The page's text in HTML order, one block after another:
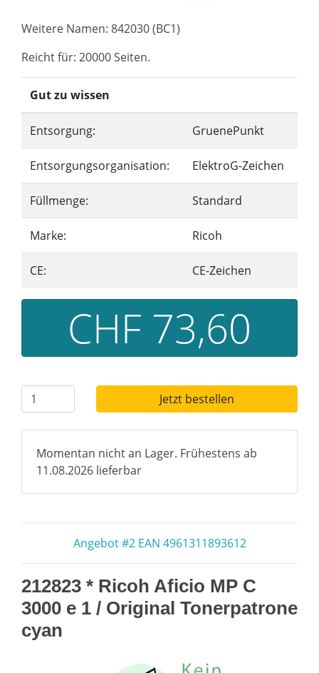
Weitere Namen: 842030 (BC1)
Reicht für: 20000 Seiten.
Gut zu wissen
Entsorgung: GruenePunkt
Entsorgungsorganisation: ElektroG-Zeichen
Füllmenge: Standard
Marke: Ricoh
CE: CE-Zeichen
CHF 73,60
Jetzt bestellen
Momentan nicht an Lager. Frühestens ab
11.08.2026 lieferbar
Angebot #2 EAN 4961311893612
212823 * Ricoh Aficio MP C
3000 e 1 / Original Tonerpatrone
cyan